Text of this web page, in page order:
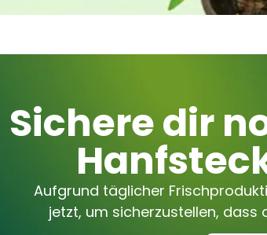
Sichere dir
Aufgrund täglicher
jetzt, um sicherzustellen,